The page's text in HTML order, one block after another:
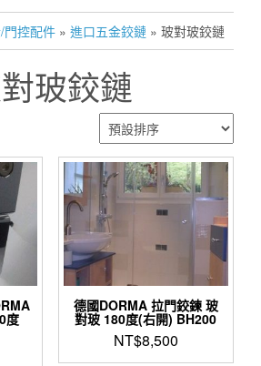
門控配件 » 進口五金鉸鏈 » 玻對玻鉸鏈
玻鉸鏈
度
德國DORMA 拉門鉸鍊 玻
對玻 180度(右開) BH200
NT$8,500